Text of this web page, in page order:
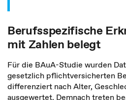
Berufsspezifische
mit Zahlen belegt
Für die BAuA-Studie wurden
gesetzlich pflichtversicherten
differenziert nach Alter,
ausgewertet. Demnach treten